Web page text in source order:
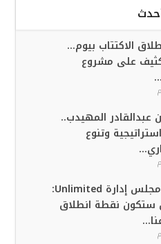
الاكتتاب بيوم…
على مشروع
عبدالقادر المهيدب..
وتنوع
رئيس مجلس إدارة Unlimited:
نقطة انطلاق